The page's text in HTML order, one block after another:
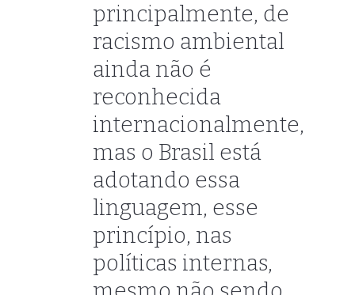
principalmente, de
racismo ambiental
ainda não é
reconhecida
internacionalmente,
mas o Brasil está
adotando essa
linguagem, esse
princípio, nas
políticas internas,